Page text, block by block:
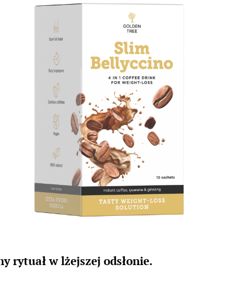
rytuał w lżejszej odsłonie.